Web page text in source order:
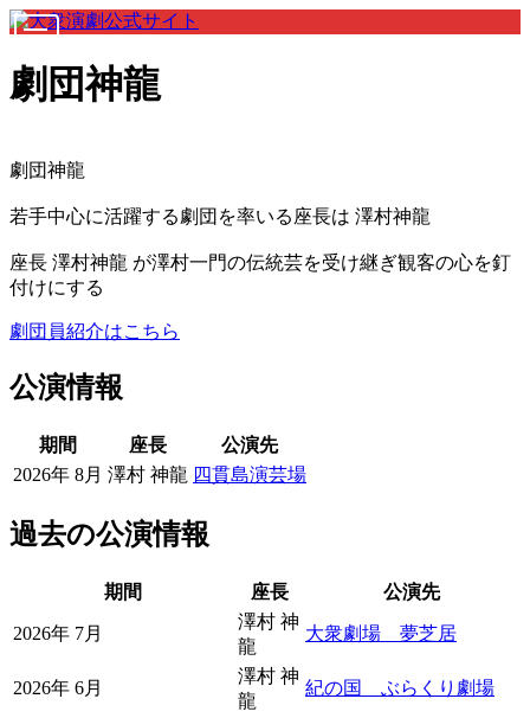
劇団神龍
劇団神龍
若手中心に活躍する劇団を率いる座長は 澤村神龍
座長 澤村神龍 が澤村一門の伝統芸を受け継ぎ観客の心を釘
付けにする
劇団員紹介はこちら
公演情報
期間 座長
公演先
2026年 8月 澤村 神龍 四貫島演芸場
過去の公演情報
期間 座長 公演先
2026年 7月
澤村 神
龍
大衆劇場 夢芝居
2026年 6月
澤村 神
龍
紀の国 ぶらくり劇場